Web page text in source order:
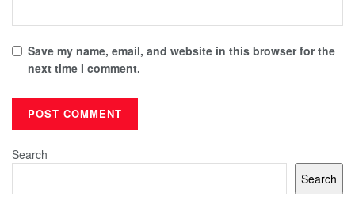
Save my name, email, and website in this browser for the
next time I comment.
Search
Search